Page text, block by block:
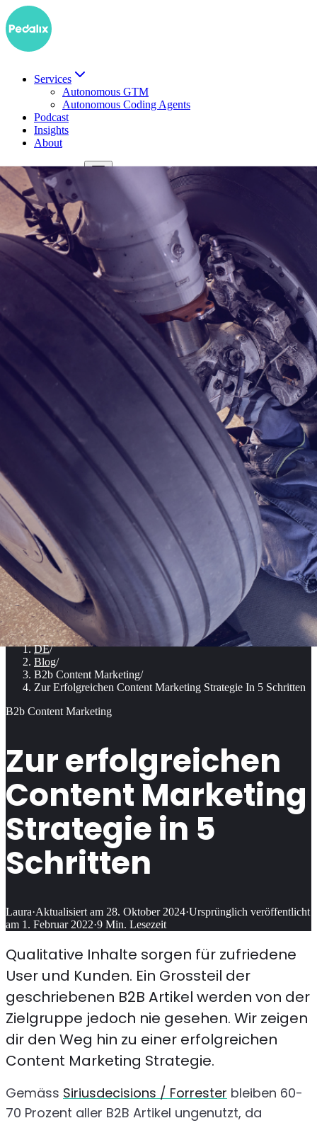
Services
Autonomous GTM
Autonomous Coding Agents
Podcast
Insights
About
Demo buchen
DE/
Blog/
B2b Content Marketing/
Zur Erfolgreichen Content Marketing Strategie In 5 Schritten
B2b Content Marketing
Zur erfolgreichen
Content Marketing
Strategie in 5
Schritten
Laura·Aktualisiert am 28. Oktober 2024·Ursprünglich veröffentlicht
am 1. Februar 2022·9 Min. Lesezeit
Qualitative Inhalte sorgen für zufriedene
User und Kunden. Ein Grossteil der
geschriebenen B2B Artikel werden von der
Zielgruppe jedoch nie gesehen. Wir zeigen
dir den Weg hin zu einer erfolgreichen
Content Marketing Strategie.
Gemäss Siriusdecisions / Forrester bleiben 60-
70 Prozent aller B2B Artikel ungenutzt, da